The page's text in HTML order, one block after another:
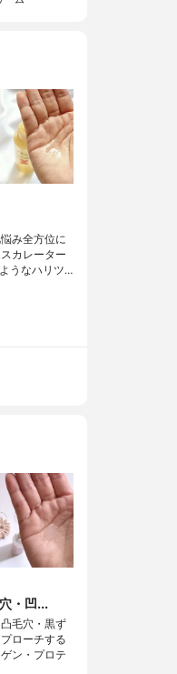
み全方位に
カレーター
うなハリツ…
・凹...
毛穴・黒ず
ローチする
ン・プロテ